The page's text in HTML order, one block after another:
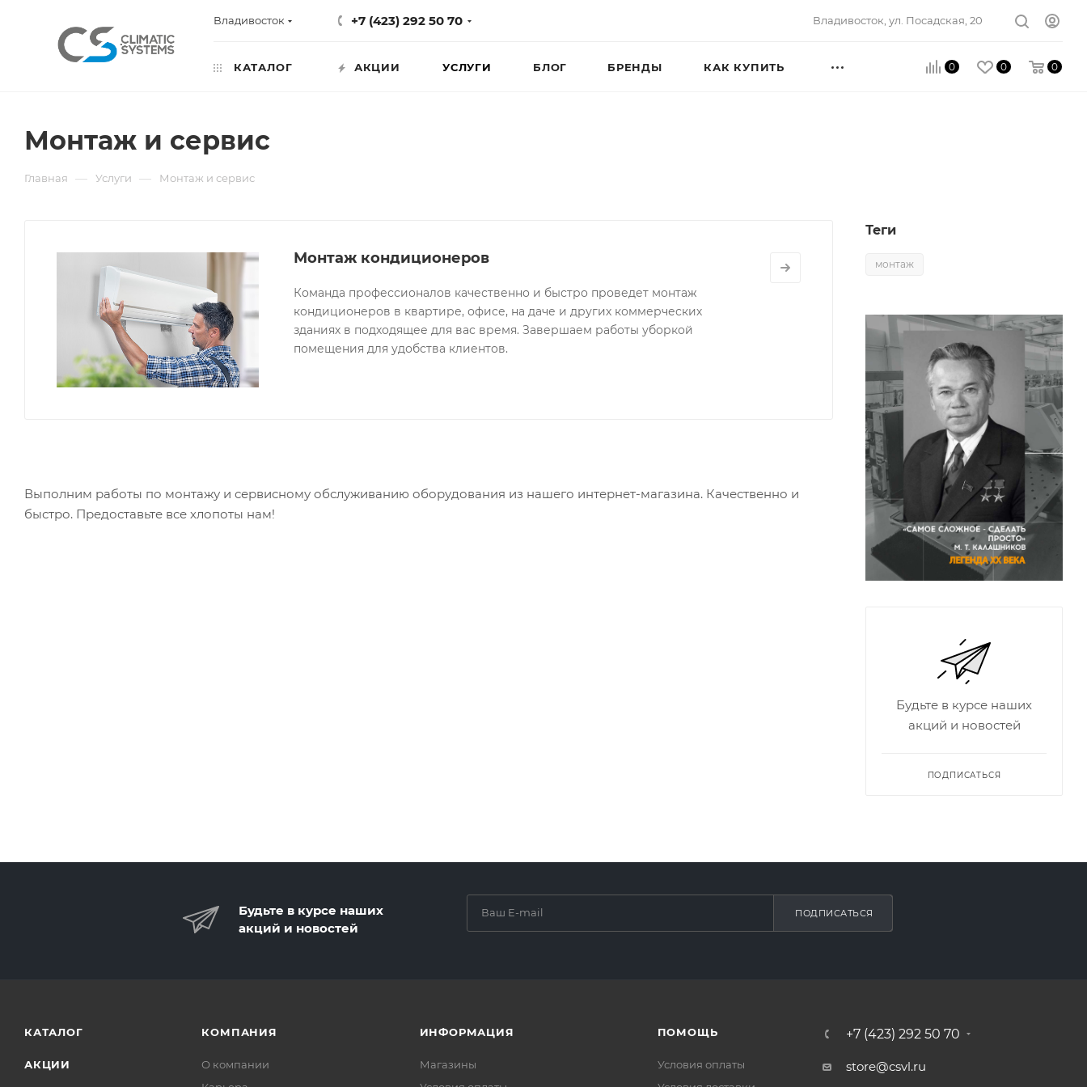
Владивосток +7 (423) 292 50 70 Владивосток, ул. Посадская, 20
0 0 0
КАТАЛОГ АКЦИИ УСЛУГИ БЛОГ БРЕНДЫ КАК КУПИТЬ
Монтаж и сервис
Главная — Услуги — Монтаж и сервис
Монтаж кондиционеров
Команда профессионалов качественно и быстро проведет монтаж
кондиционеров в квартире, офисе, на даче и других коммерческих
зданиях в подходящее для вас время. Завершаем работы уборкой
помещения для удобства клиентов.
Выполним работы по монтажу и сервисному обслуживанию оборудования из нашего интернет-магазина. Качественно и
быстро. Предоставьте все хлопоты нам!
Теги
монтаж
Будьте в курсе наших
акций и новостей
ПОДПИСАТЬСЯ
Будьте в курсе наших
акций и новостей
ПОДПИСАТЬСЯ
КАТАЛОГ
АКЦИИ
КОМПАНИЯ
О компании
ИНФОРМАЦИЯ
Магазины
ПОМОЩЬ
Условия оплаты
+7 (423) 292 50 70
store@csvl.ru